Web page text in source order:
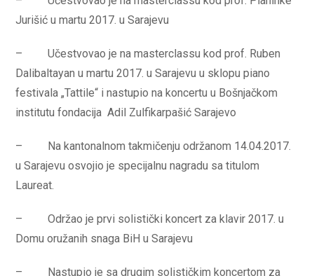
Jurišić u martu 2017. u Sarajevu
– Učestvovao je na masterclassu kod prof. Ruben
Dalibaltayan u martu 2017. u Sarajevu u sklopu piano
festivala „Tattile“ i nastupio na koncertu u Bošnjačkom
institutu fondacija Adil Zulfikarpašić Sarajevo
– Na kantonalnom takmičenju održanom 14.04.2017.
u Sarajevu osvojio je specijalnu nagradu sa titulom
Laureat.
– Održao je prvi solistički koncert za klavir 2017. u
Domu oružanih snaga BiH u Sarajevu
– Nastupio je sa drugim solističkim koncertom za